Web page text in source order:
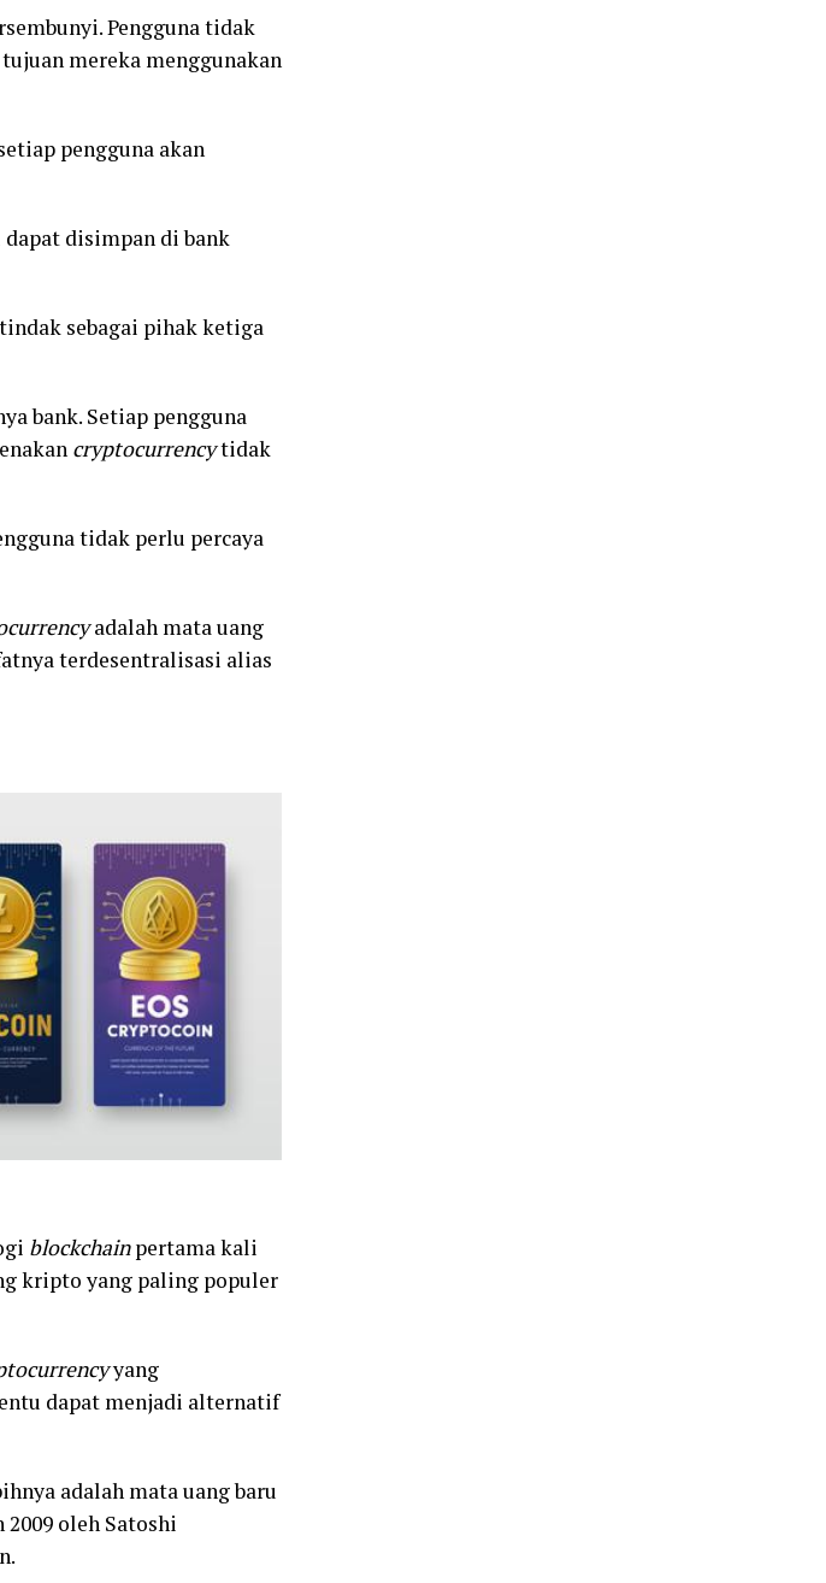
Pengguna tidak
mereka menggunakan
pengguna akan
disimpan di bank
sebagai pihak ketiga
bank. Setiap pengguna
cryptocurrencytidak
tidak perlu percaya
adalah mata uang
terdesentralisasi alias
blockchainpertama kali
kripto yang paling populer
yang
dapat menjadi alternatif
adalah mata uang baru
oleh Satoshi